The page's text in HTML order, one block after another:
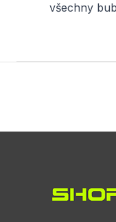
všechny